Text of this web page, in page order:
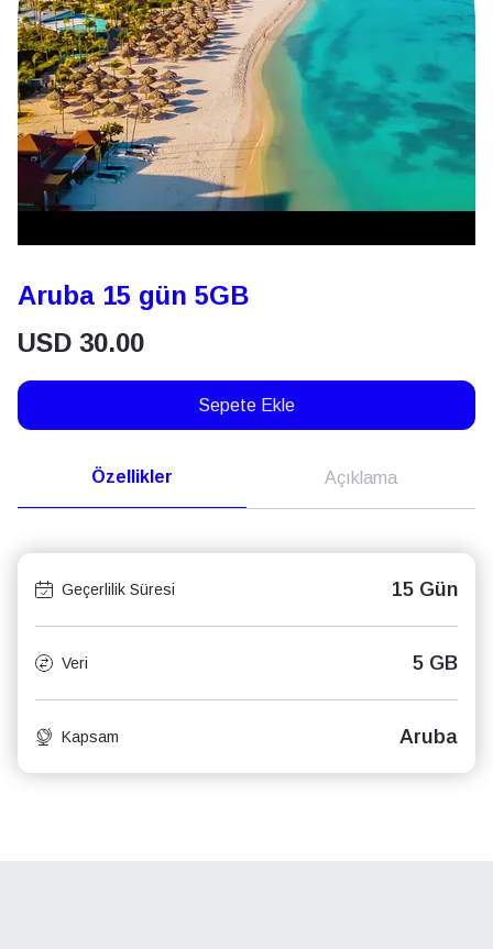
Aruba 15 gün 5GB
USD 30.00
Sepete Ekle
Özellikler Açıklama
Geçerlilik Süresi 15 Gün
Veri 5 GB
Kapsam Aruba